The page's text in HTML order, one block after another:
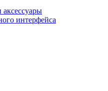
интерфейса